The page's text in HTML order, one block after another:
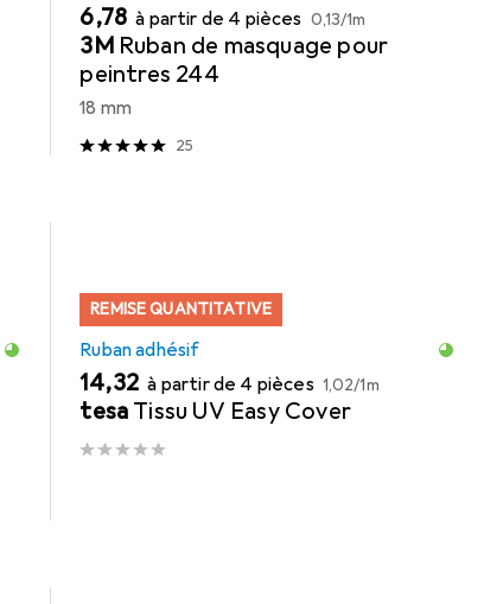
EUR
6,78 à partir de 4 pièces EUR
0,13/1m
3M Ruban de masquage pour
peintres 244
18 mm
25
REMISE QUANTITATIVE
Ruban adhésif
EUR
14,32 à partir de 4 pièces EUR
1,02/1m
tesa Tissu UV Easy Cover